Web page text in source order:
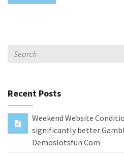
Recent Posts
Weekend Website
significantly better
Demoslotsfun Com